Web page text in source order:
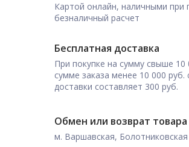
Картой онлайн, наличными при
безналичный расчет
Бесплатная доставка
При покупке на сумму свыше 10
сумме заказа менее 10 000 руб.
доставки составляет 300 руб.
Обмен или возврат товара
м. Варшавская, Болотниковская